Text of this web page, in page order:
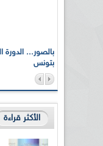
بتونس
الأكثر قراءة